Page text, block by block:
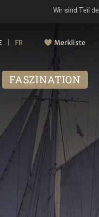
FR Merkliste
FASZINATION